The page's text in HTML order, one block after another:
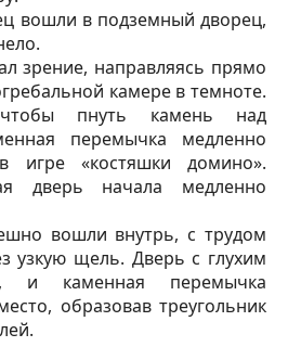
вошли в подземный дворец,
зрение, направляясь прямо
камере в темноте.
пнуть камень над
перемычка медленно
игре «костяшки домино».
дверь начала медленно
вошли внутрь, с трудом
узкую щель. Дверь с глухим
и каменная перемычка
образовав треугольник